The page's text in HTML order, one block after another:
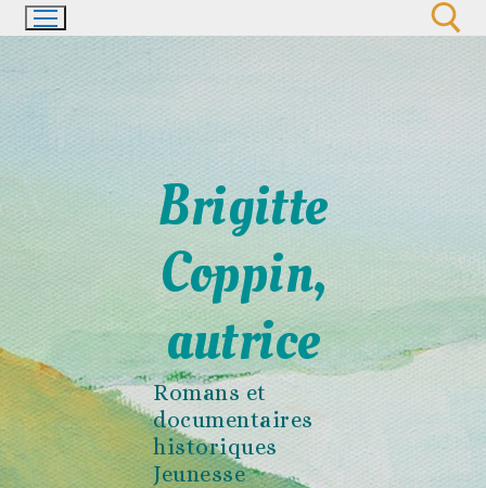
Aller
au
Brigitte
Coppin,
autrice
Romans et
documentaires
historiques
Jeunesse